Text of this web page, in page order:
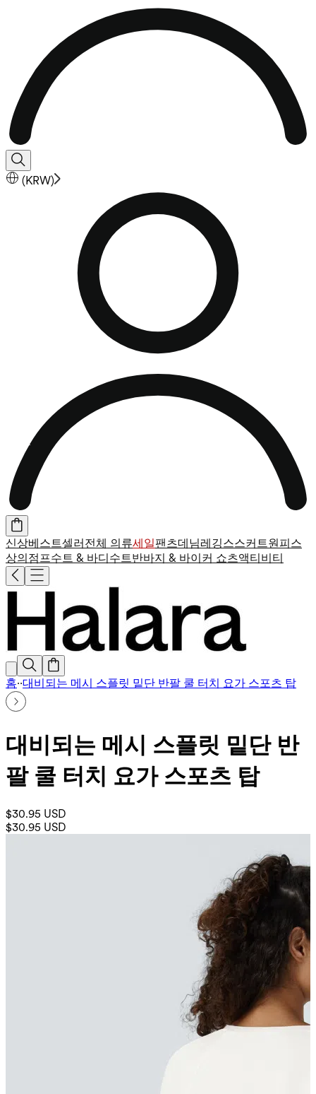
(KRW)
신상베스트셀러 전체 의류세일팬츠데님레깅스스커트원피스
상의 점프수트 & 바디수트반바지 & 바이커 쇼츠액티비티
홈··대비되는 메시 스플릿 밑단 반팔 쿨 터치 요가 스포츠 탑
대비되는 메시 스플릿 밑단 반
팔 쿨 터치 요가 스포츠 탑
$30.95 USD
$30.95 USD